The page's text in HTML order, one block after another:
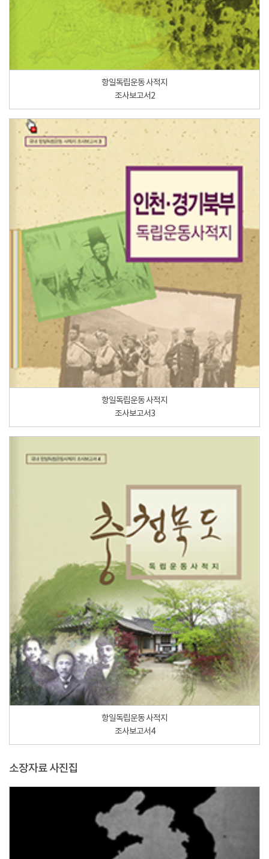
항일독립운동 사적지
조사보고서2
항일독립운동 사적지
조사보고서3
항일독립운동 사적지
조사보고서4
소장자료 사진집